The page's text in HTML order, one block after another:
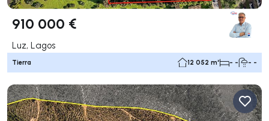
910 000 €
Luz, Lagos
Tierra 12 052 m² - - - -